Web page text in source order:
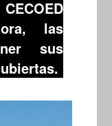
las
sus